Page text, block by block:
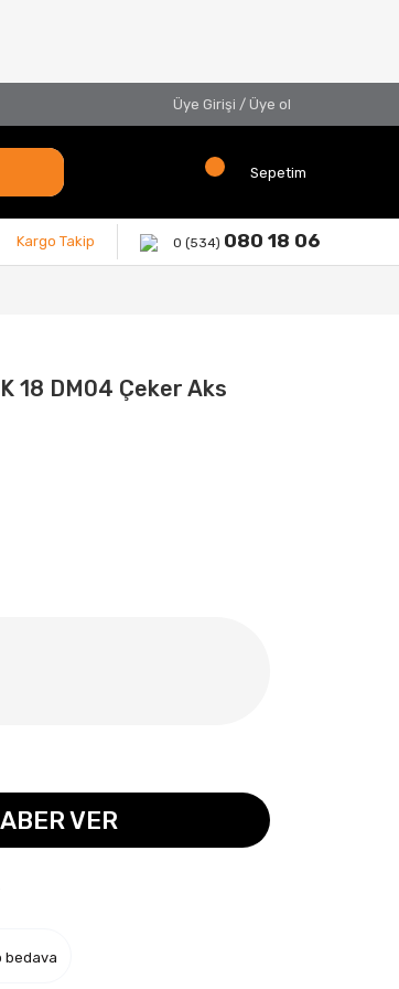
Üye Girişi / Üye ol
Sepetim
Kargo Takip 0 (534) 080 18 06
18 DM04 Çeker Aks
VER
bedava